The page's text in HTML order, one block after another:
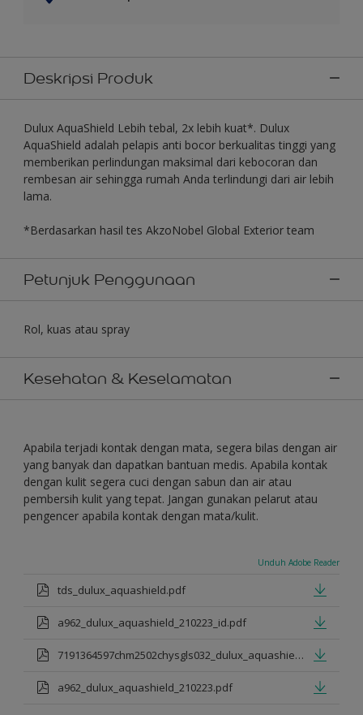
Deskripsi Produk
Dulux AquaShield Lebih tebal, 2x lebih kuat*. Dulux
AquaShield adalah pelapis anti bocor berkualitas tinggi yang
memberikan perlindungan maksimal dari kebocoran dan
rembesan air sehingga rumah Anda terlindungi dari air lebih
lama.
*Berdasarkan hasil tes AkzoNobel Global Exterior team
Petunjuk Penggunaan
Rol, kuas atau spray
Kesehatan & Keselamatan
Apabila terjadi kontak dengan mata, segera bilas dengan air
yang banyak dan dapatkan bantuan medis. Apabila kontak
dengan kulit segera cuci dengan sabun dan air atau
pembersih kulit yang tepat. Jangan gunakan pelarut atau
pengencer apabila kontak dengan mata/kulit.
Unduh Adobe Reader
tds_dulux_aquashield.pdf
a962_dulux_aquashield_210223_id.pdf
7191364597chm2502chysgls032_dulux_aquashield.pdf
a962_dulux_aquashield_210223.pdf